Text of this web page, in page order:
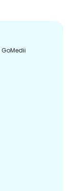
GoMedii